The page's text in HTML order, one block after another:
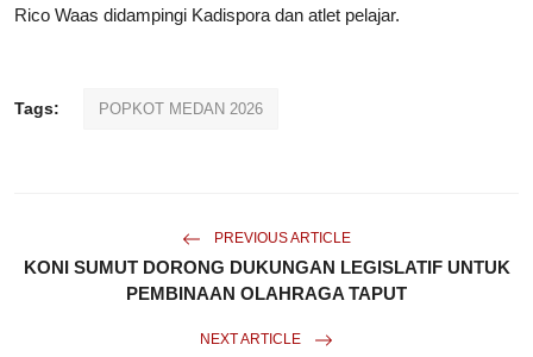
Rico Waas didampingi Kadispora dan atlet pelajar.
Tags: POPKOT MEDAN 2026
PREVIOUS ARTICLE
KONI SUMUT DORONG DUKUNGAN LEGISLATIF UNTUK
PEMBINAAN OLAHRAGA TAPUT
NEXT ARTICLE